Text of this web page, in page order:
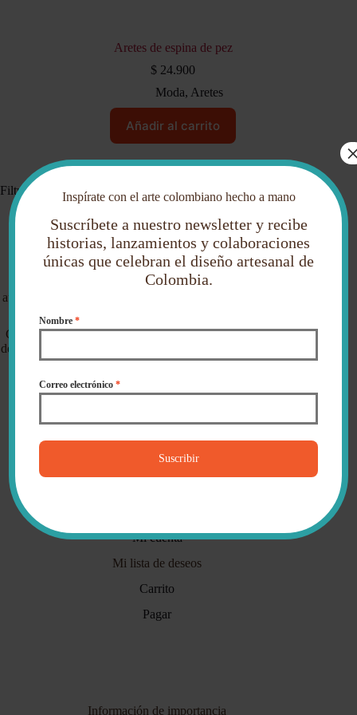
Aretes de espina de pez
$ 24.900
Moda, Aretes
Añadir al carrito
Filtrar por precio
Sobre etnika
Etnika es una tienda online de artesanías colombianas
auténticas, elaboradas por artesanos de diferentes regiones del
Creemos en el comercio justo, en las historias que hay detrás
de cada pieza y en acercar la riqueza cultural de Colombia a tu
hogar.
✓ Tu compra está protegida de principio a fin.
✓ Aquí todavía contestan personas..
Mi cuenta
Mi lista de deseos
Carrito
Pagar
Información de importancia
Inspírate con el arte colombiano hecho a mano
Suscríbete a nuestro newsletter y recibe
historias, lanzamientos y colaboraciones
únicas que celebran el diseño artesanal de
Colombia.
Nombre*
Correo electrónico*
Suscribir